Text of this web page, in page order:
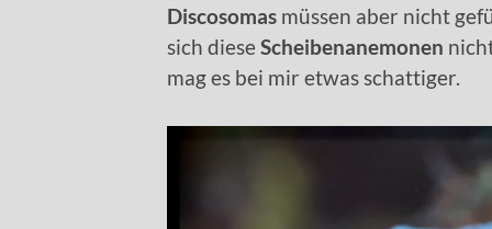
Discosomas müssen aber nicht
sich dieseScheibenanemonen
mag es bei mir etwas schattiger.